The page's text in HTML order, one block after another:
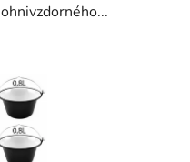
ohnivzdorného...